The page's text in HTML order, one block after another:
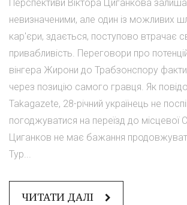
Перспективи Віктора Циганкова
невизначеними, але один із можливих
кар'єри, здається, поступово втрачає
привабливість. Переговори про
вінгера Жирони до Трабзонспору
через позицію самого гравця. Як
Takagazete, 28-річний українець не
погоджуватися на переїзд до місцевої
Циганков не має бажання
Тур...
ЧИТАТИ ДАЛІ